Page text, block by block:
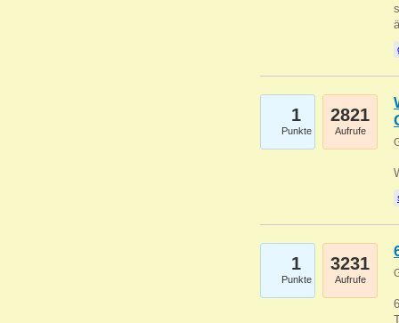
1
Punkte
2821
Aufrufe
1
Punkte
3231
Aufrufe